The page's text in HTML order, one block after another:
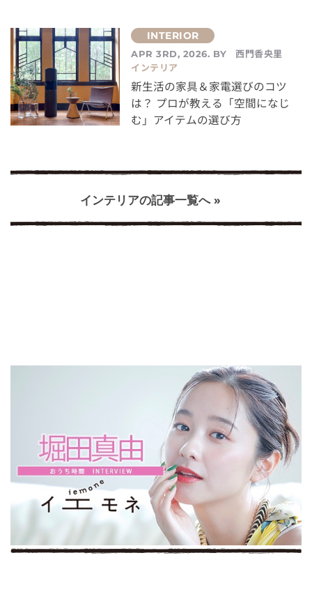
APR 3RD, 2026. BY
西門香央里
インテリア
新生活の家具＆家電選びのコツ
は？ プロが教える「空間になじ
む」アイテムの選び方
インテリアの記事一覧へ »